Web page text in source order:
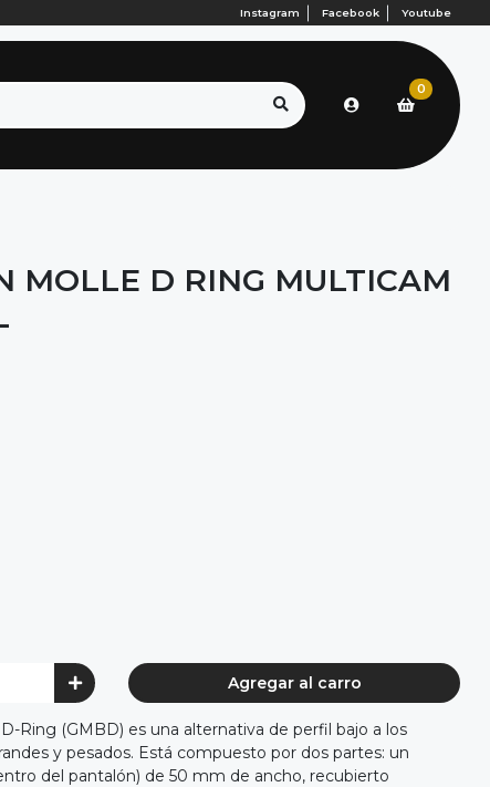
Instagram Facebook Youtube
0
MOLLE D RING MULTICAM
Agregar al carro
Ring (GMBD) es una alternativa de perfil bajo a los
y pesados. Está compuesto por dos partes: un
del pantalón) de 50 mm de ancho, recubierto